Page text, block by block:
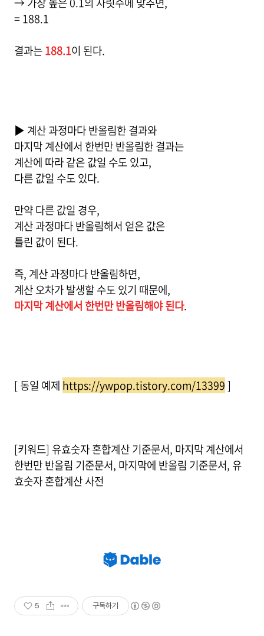
= 188.1
결과는188.1이 된다.
▶ 계산 과정마다 반올림한 결과와
마지막 계산에서 한번만 반올림한 결과는
계산에 따라 같은 값일 수도 있고,
다른 값일 수도 있다.
만약 다른 값일 경우,
계산 과정마다 반올림해서 얻은 값은
틀린 값이 된다.
즉, 계산 과정마다 반올림하면,
계산 오차가 발생할 수도 있기 때문에,
마지막 계산에서 한번만 반올림해야 된다.
[ 동일 예제 https://ywpop.tistory.com/13399]
[키워드] 유효숫자 혼합계산 기준문서, 마지막 계산에서
한번만 반올림 기준문서, 마지막에 반올림 기준문서, 유
효숫자 혼합계산 사전
5 구독하기